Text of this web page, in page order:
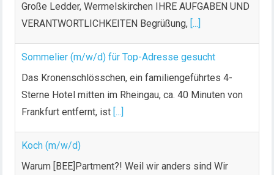
Große Ledder, Wermelskirchen IHRE AUFGABEN UND
VERANTWORTLICHKEITEN Begrüßung, [...]
Sommelier (m/w/d) für Top-Adresse gesucht
Das Kronenschlösschen, ein familiengeführtes 4-
Sterne Hotel mitten im Rheingau, ca. 40 Minuten von
Frankfurt entfernt, ist [...]
Koch (m/w/d)
Warum [BEE]Partment?! Weil wir anders sind Wir